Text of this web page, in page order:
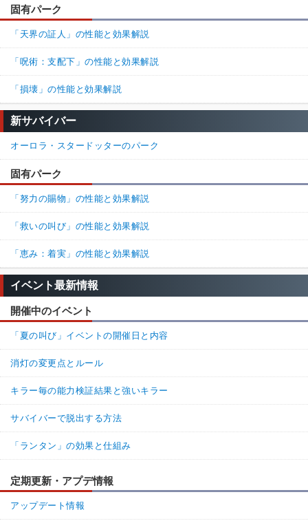
固有パーク
「天界の証人」の性能と効果解説
「呪術：支配下」の性能と効果解説
「損壊」の性能と効果解説
新サバイバー
オーロラ・スタードッターのパーク
固有パーク
「努力の賜物」の性能と効果解説
「救いの叫び」の性能と効果解説
「恵み：着実」の性能と効果解説
イベント最新情報
開催中のイベント
「夏の叫び」イベントの開催日と内容
消灯の変更点とルール
キラー毎の能力検証結果と強いキラー
サバイバーで脱出する方法
「ランタン」の効果と仕組み
定期更新・アプデ情報
アップデート情報